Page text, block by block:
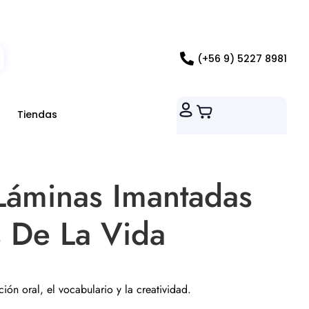
(+56 9) 5227 8981
Tiendas
Imantadas
La Vida
oral, el vocabulario y la creatividad.